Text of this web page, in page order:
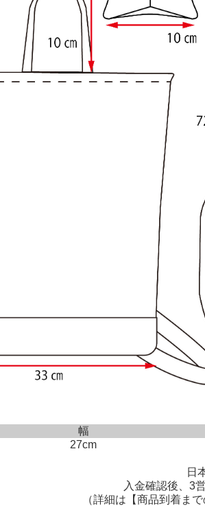
幅
27cm
日
入金確認後、3
（詳細は 【商品到着まで